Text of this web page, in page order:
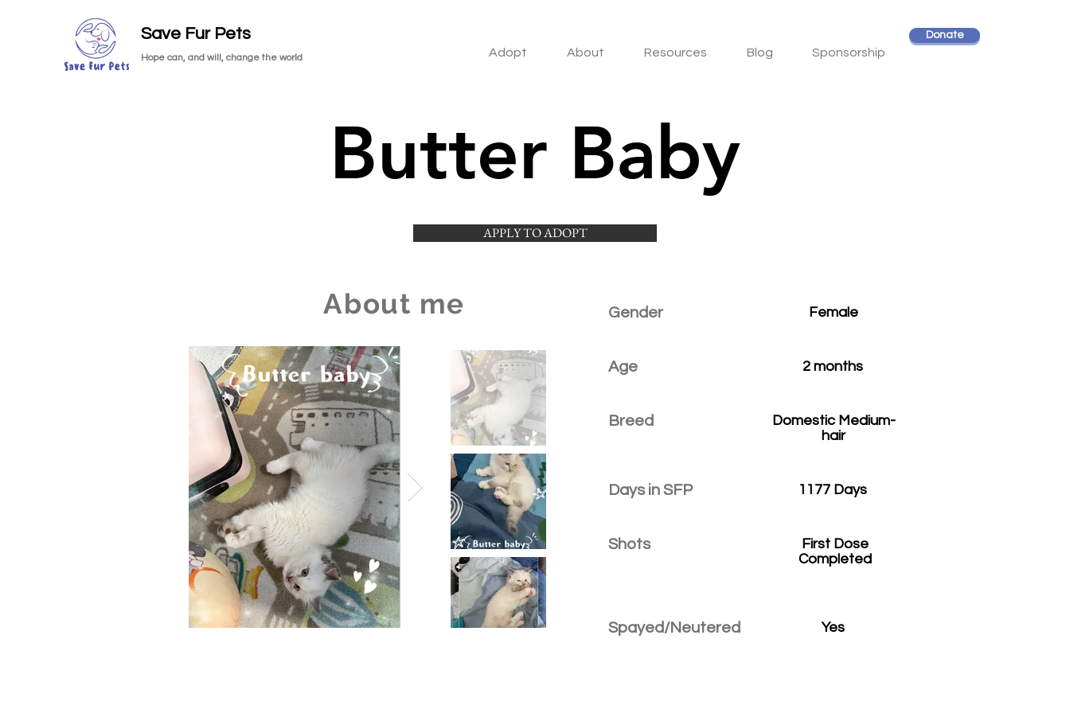
Save Fur Pets
Hope can, and will, change the world Adopt About Resources Blog Sponsorship
Donate
Butter Baby
APPLY TO ADOPT
About me Gender
Age
Breed
Days in SFP
Shots
Female
2 months
Domestic Medium-
hair
1177 Days
First Dose
Completed
Spayed/Neutered Yes